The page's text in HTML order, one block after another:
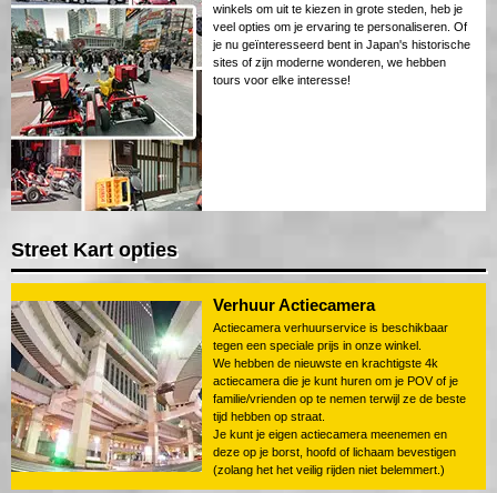
winkels om uit te kiezen in grote steden, heb je
veel opties om je ervaring te personaliseren. Of
je nu geïnteresseerd bent in Japan's historische
sites of zijn moderne wonderen, we hebben
tours voor elke interesse!
Street Kart opties
Verhuur Actiecamera
Actiecamera verhuurservice is beschikbaar
tegen een speciale prijs in onze winkel.
We hebben de nieuwste en krachtigste 4k
actiecamera die je kunt huren om je POV of je
familie/vrienden op te nemen terwijl ze de beste
tijd hebben op straat.
Je kunt je eigen actiecamera meenemen en
deze op je borst, hoofd of lichaam bevestigen
(zolang het het veilig rijden niet belemmert.)